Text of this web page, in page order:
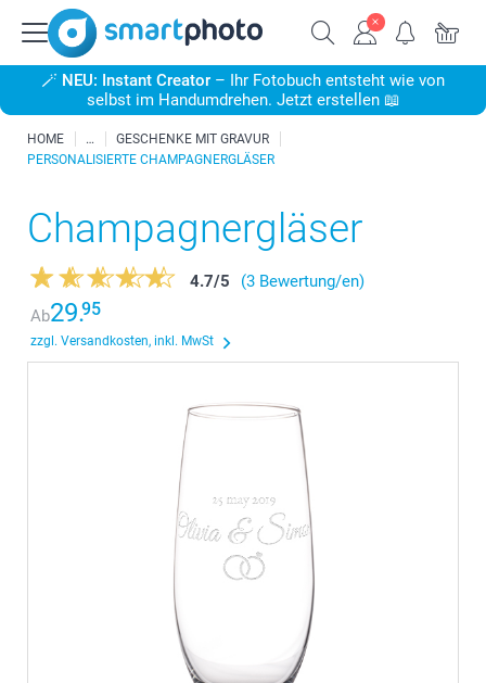
🪄 NEU: Instant Creator – Ihr Fotobuch entsteht wie von
selbst im Handumdrehen. Jetzt erstellen 📖
HOME
GESCHENKE MIT GRAVUR
PERSONALISIERTE CHAMPAGNERGLÄSER
Champagnergläser
4.7/5
(3 Bewertung/en)
Ab29.95
zzgl. Versandkosten, inkl. MwSt